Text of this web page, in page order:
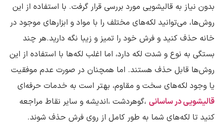
بدون نیاز به قالیشویی مورد بررسی قرار گرفت. با استفاده از این
روش‌ها، می‌توانید لکه‌های مختلف را با مواد و ابزارهای موجود در
خانه حذف کنید و فرش خود را تمیز و زیبا نگه دارید.هر چند
بستگی به نوع و شدت لکه دارد، اما اغلب لکه‌ها با استفاده از این
روش‌ها قابل حذف هستند. اما همچنان در صورت عدم موفقیت
یا وجود لکه‌های سخت و مقاوم، بهتر است به خدمات حرفه‌ای
قالیشویی در ساسانی ،گوهردشت ،اندیشه و سایر نقاط مراجعه
کنید تا لکه‌های شما به طور کامل از روی فرش حذف شوند.